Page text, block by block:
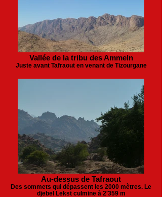
Vallée de la tribu des Ammeln
Juste avant Tafraout en venant de Tizourgane
Au-dessus de Tafraout
Des sommets qui dépassent les 2000 mètres. Le
djebel Lekst culmine à 2'359 m